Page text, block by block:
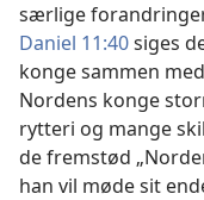
særlige
Daniel 11:40siges
konge sammen
Nordens konge
rytteri og mange
de fremstød
han vil møde sit